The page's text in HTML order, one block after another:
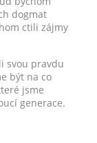
dogmat
ctili zájmy
svou pravdu
být na co
jsme
generace.